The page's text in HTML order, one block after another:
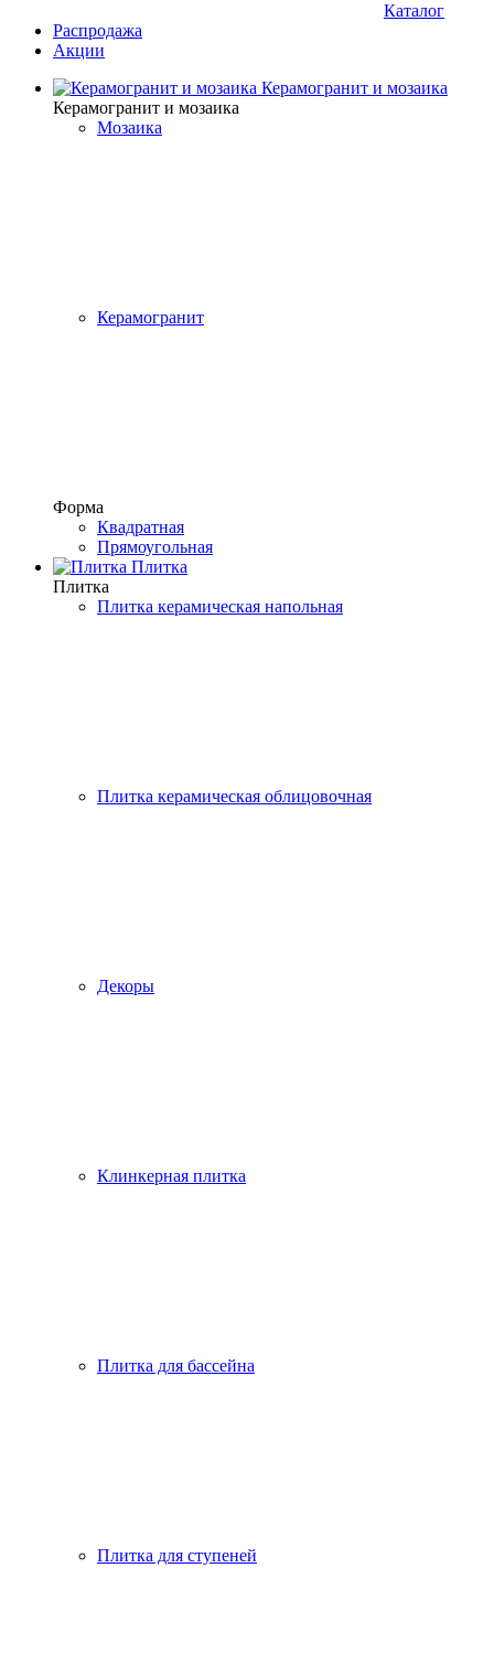
Каталог
Распродажа
Акции
Керамогранит и мозаика
Керамогранит и мозаика
Мозаика
Керамогранит
Форма
Квадратная
Прямоугольная
Плитка
Плитка
Плитка керамическая напольная
Плитка керамическая облицовочная
Декоры
Клинкерная плитка
Плитка для бассейна
Плитка для ступеней